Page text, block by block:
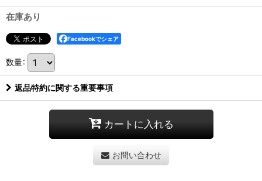
在庫あり
Facebookでシェア
数量:
返品特約に関する重要事項
カートに入れる
お問い合わせ